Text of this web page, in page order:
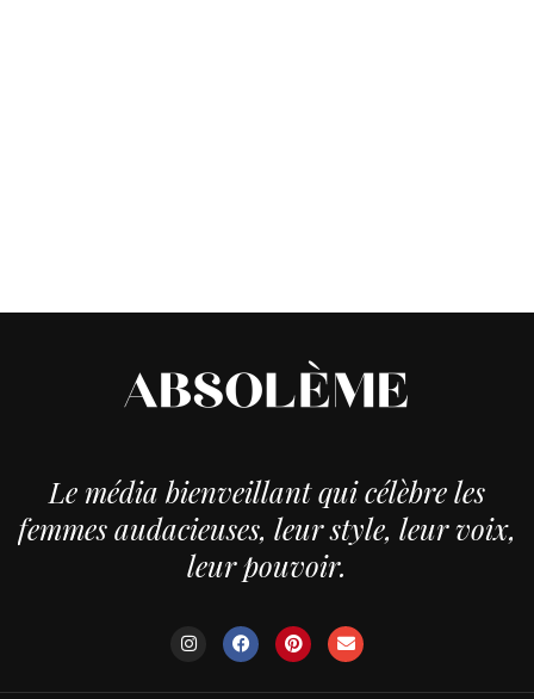
Le média bienveillant qui célèbre les
femmes audacieuses, leur style, leur voix,
leur pouvoir.